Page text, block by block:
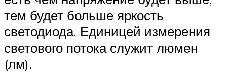
тем будет больше яркость
светодиода. Единицей измерения
светового потока служит люмен
(лм).